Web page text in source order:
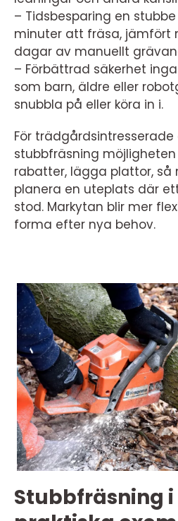
– Tidsbesparing en
minuter att fräsa, jämfört
dagar av manuellt
– Förbättrad säkerhet
som barn, äldre eller
snubbla på eller köra in i.
För trädgårdsintresserade
stubbfräsning
rabatter, lägga plattor,
planera en uteplats där
stod. Markytan blir mer
forma efter nya behov.
Stubbfräsning